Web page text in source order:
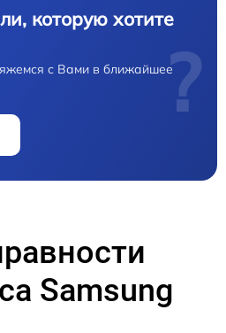
которую хотите
с Вами в ближайшее?
Samsung